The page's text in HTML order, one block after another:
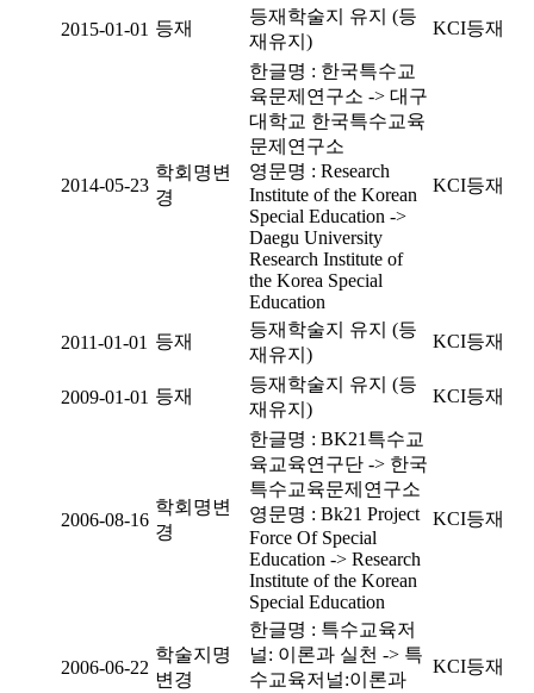
2015-01-01 등재
등재학술지 유지 (등
재유지)
KCI등재
2014-05-23
학회명변
경
한글명 : 한국특수교
육문제연구소 -> 대구
대학교 한국특수교육
문제연구소
영문명 : Research
Institute of the Korean
Special Education ->
Daegu University
Research Institute of
the Korea Special
Education
KCI등재
2011-01-01 등재
등재학술지 유지 (등
재유지)
KCI등재
2009-01-01 등재
등재학술지 유지 (등
재유지)
KCI등재
2006-08-16
학회명변
경
한글명 : BK21특수교
육교육연구단 -> 한국
특수교육문제연구소
영문명 : Bk21 Project
Force Of Special
Education -> Research
Institute of the Korean
Special Education
KCI등재
2006-06-22
학술지명
변경
한글명 : 특수교육저
널: 이론과 실천 -> 특
수교육저널:이론과
KCI등재